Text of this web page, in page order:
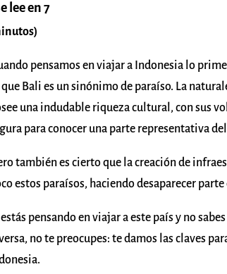
lee en 7
pensamos en viajar a Indonesia lo
que Bali es un sinónimo de paraíso. La
una indudable riqueza cultural, con sus
para conocer una parte representativa
también es cierto que la creación de
estos paraísos, haciendo desaparecer
pensando en viajar a este país y no
no te preocupes: te damos las claves